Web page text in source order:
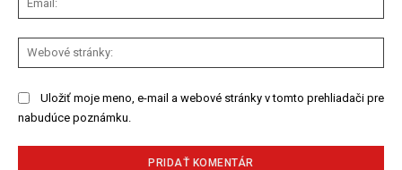
Uložiť moje meno, e-mail a webové stránky v tomto prehliadači pre
nabudúce poznámku.